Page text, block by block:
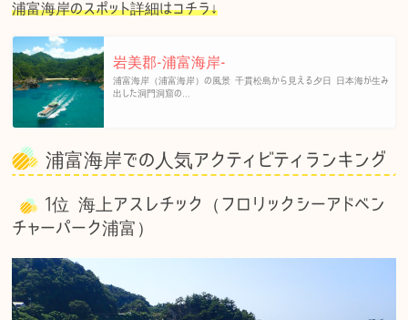
浦富海岸のスポット詳細はコチラ↓
岩美郡-浦富海岸-
浦富海岸（浦富海岸）の風景 千貫松島から見える夕日 日本海が生み
出した洞門洞窟の...
浦富海岸での人気アクティビティランキング
1位 海上アスレチック（フロリックシーアドベン
チャーパーク浦富）